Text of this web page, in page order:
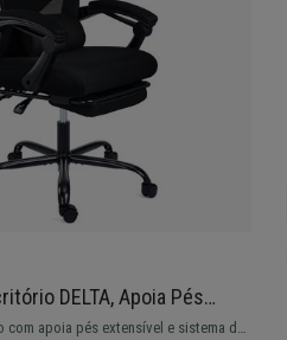
DELTA, Apoia Pés
Lombar, Em Preto
com apoia pés extensível e sistema de